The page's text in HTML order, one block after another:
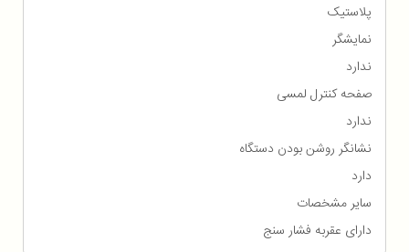
پلاستیک
نمایشگر
ندارد
صفحه کنترل لمسی
ندارد
نشانگر روشن بودن دستگاه
دارد
سایر مشخصات
دارای عقربه فشار سنج